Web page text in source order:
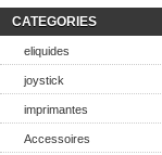
CATEGORIES
eliquides
joystick
imprimantes
Accessoires